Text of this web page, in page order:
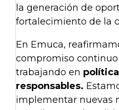
la generación de
fortalecimiento de la
En Emuca,
compromiso
trabajando en
responsables.
implementar nuevas